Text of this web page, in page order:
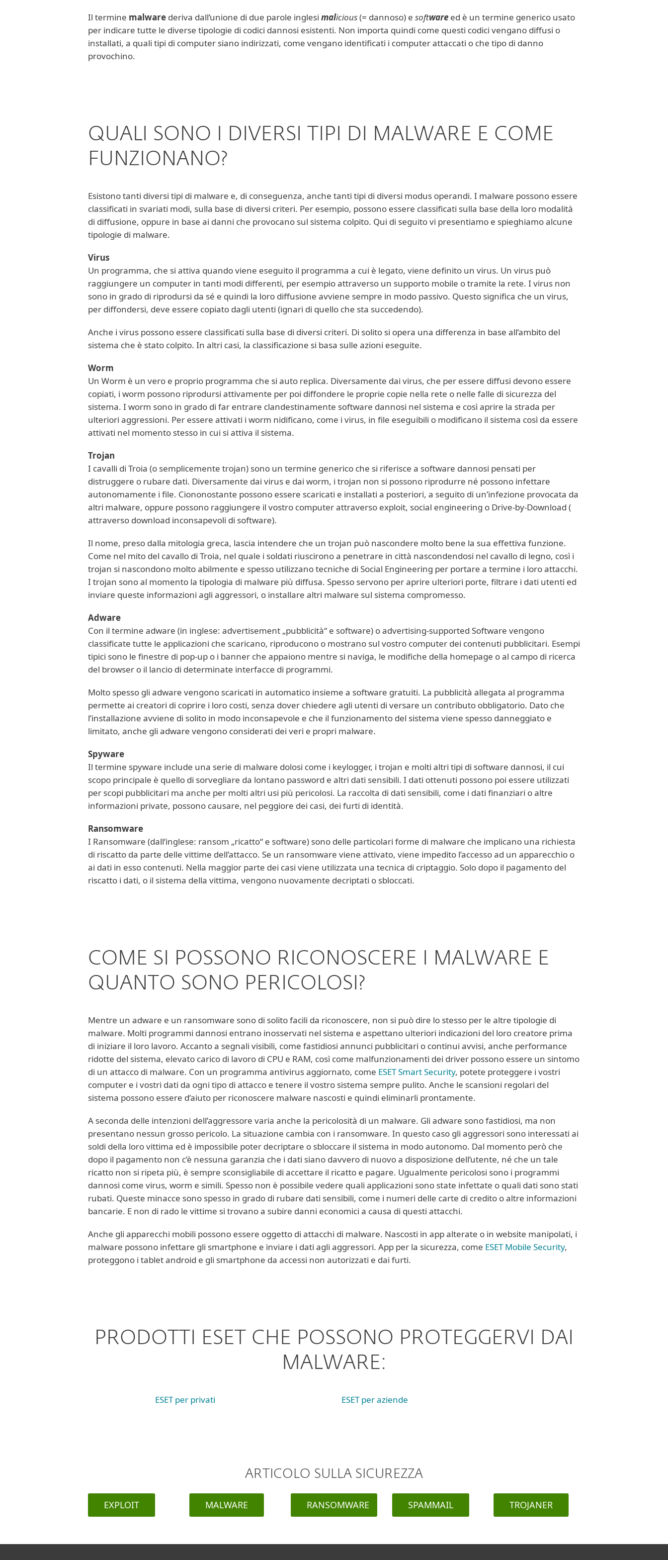
Il termine malware deriva dall’unione di due parole inglesi malicious(= dannoso) e software ed è un termine generico usato
per indicare tutte le diverse tipologie di codici dannosi esistenti. Non importa quindi come questi codici vengano diffusi o
installati, a quali tipi di computer siano indirizzati, come vengano identificati i computer attaccati o che tipo di danno
provochino.
QUALI SONO I DIVERSI TIPI DI MALWARE E COME
FUNZIONANO?
Esistono tanti diversi tipi di malware e, di conseguenza, anche tanti tipi di diversi modus operandi. I malware possono essere
classificati in svariati modi, sulla base di diversi criteri. Per esempio, possono essere classificati sulla base della loro modalità
di diffusione, oppure in base ai danni che provocano sul sistema colpito. Qui di seguito vi presentiamo e spieghiamo alcune
tipologie di malware.
Virus
Un programma, che si attiva quando viene eseguito il programma a cui è legato, viene definito un virus. Un virus può
raggiungere un computer in tanti modi differenti, per esempio attraverso un supporto mobile o tramite la rete. I virus non
sono in grado di riprodursi da sé e quindi la loro diffusione avviene sempre in modo passivo. Questo significa che un virus,
per diffondersi, deve essere copiato dagli utenti (ignari di quello che sta succedendo).
Anche i virus possono essere classificati sulla base di diversi criteri. Di solito si opera una differenza in base all’ambito del
sistema che è stato colpito. In altri casi, la classificazione si basa sulle azioni eseguite.
Worm
Un Worm è un vero e proprio programma che si auto replica. Diversamente dai virus, che per essere diffusi devono essere
copiati, i worm possono riprodursi attivamente per poi diffondere le proprie copie nella rete o nelle falle di sicurezza del
sistema. I worm sono in grado di far entrare clandestinamente software dannosi nel sistema e così aprire la strada per
ulteriori aggressioni. Per essere attivati i worm nidificano, come i virus, in file eseguibili o modificano il sistema così da essere
attivati nel momento stesso in cui si attiva il sistema.
Trojan
I cavalli di Troia (o semplicemente trojan) sono un termine generico che si riferisce a software dannosi pensati per
distruggere o rubare dati. Diversamente dai virus e dai worm, i trojan non si possono riprodurre né possono infettare
autonomamente i file. Ciononostante possono essere scaricati e installati a posteriori, a seguito di un’infezione provocata da
altri malware, oppure possono raggiungere il vostro computer attraverso exploit, social engineering o Drive-by-Download (
attraverso download inconsapevoli di software).
Il nome, preso dalla mitologia greca, lascia intendere che un trojan può nascondere molto bene la sua effettiva funzione.
Come nel mito del cavallo di Troia, nel quale i soldati riuscirono a penetrare in città nascondendosi nel cavallo di legno, così i
trojan si nascondono molto abilmente e spesso utilizzano tecniche di Social Engineering per portare a termine i loro attacchi.
I trojan sono al momento la tipologia di malware più diffusa. Spesso servono per aprire ulteriori porte, filtrare i dati utenti ed
inviare queste informazioni agli aggressori, o installare altri malware sul sistema compromesso.
Adware
Con il termine adware (in inglese: advertisement „pubblicità“ e software) o advertising-supported Software vengono
classificate tutte le applicazioni che scaricano, riproducono o mostrano sul vostro computer dei contenuti pubblicitari. Esempi
tipici sono le finestre di pop-up o i banner che appaiono mentre si naviga, le modifiche della homepage o al campo di ricerca
del browser o il lancio di determinate interfacce di programmi.
Molto spesso gli adware vengono scaricati in automatico insieme a software gratuiti. La pubblicità allegata al programma
permette ai creatori di coprire i loro costi, senza dover chiedere agli utenti di versare un contributo obbligatorio. Dato che
l’installazione avviene di solito in modo inconsapevole e che il funzionamento del sistema viene spesso danneggiato e
limitato, anche gli adware vengono considerati dei veri e propri malware.
Spyware
Il termine spyware include una serie di malware dolosi come i keylogger, i trojan e molti altri tipi di software dannosi, il cui
scopo principale è quello di sorvegliare da lontano password e altri dati sensibili. I dati ottenuti possono poi essere utilizzati
per scopi pubblicitari ma anche per molti altri usi più pericolosi. La raccolta di dati sensibili, come i dati finanziari o altre
informazioni private, possono causare, nel peggiore dei casi, dei furti di identità.
Ransomware
I Ransomware (dall‘inglese: ransom „ricatto“ e software) sono delle particolari forme di malware che implicano una richiesta
di riscatto da parte delle vittime dell’attacco. Se un ransomware viene attivato, viene impedito l’accesso ad un apparecchio o
ai dati in esso contenuti. Nella maggior parte dei casi viene utilizzata una tecnica di criptaggio. Solo dopo il pagamento del
riscatto i dati, o il sistema della vittima, vengono nuovamente decriptati o sbloccati.
COME SI POSSONO RICONOSCERE I MALWARE E
QUANTO SONO PERICOLOSI?
Mentre un adware e un ransomware sono di solito facili da riconoscere, non si può dire lo stesso per le altre tipologie di
malware. Molti programmi dannosi entrano inosservati nel sistema e aspettano ulteriori indicazioni del loro creatore prima
di iniziare il loro lavoro. Accanto a segnali visibili, come fastidiosi annunci pubblicitari o continui avvisi, anche performance
ridotte del sistema, elevato carico di lavoro di CPU e RAM, così come malfunzionamenti dei driver possono essere un sintomo
di un attacco di malware. Con un programma antivirus aggiornato, come ESET Smart Security, potete proteggere i vostri
computer e i vostri dati da ogni tipo di attacco e tenere il vostro sistema sempre pulito. Anche le scansioni regolari del
sistema possono essere d’aiuto per riconoscere malware nascosti e quindi eliminarli prontamente.
A seconda delle intenzioni dell’aggressore varia anche la pericolosità di un malware. Gli adware sono fastidiosi, ma non
presentano nessun grosso pericolo. La situazione cambia con i ransomware. In questo caso gli aggressori sono interessati ai
soldi della loro vittima ed è impossibile poter decriptare o sbloccare il sistema in modo autonomo. Dal momento però che
dopo il pagamento non c’è nessuna garanzia che i dati siano davvero di nuovo a disposizione dell’utente, né che un tale
ricatto non si ripeta più, è sempre sconsigliabile di accettare il ricatto e pagare. Ugualmente pericolosi sono i programmi
dannosi come virus, worm e simili. Spesso non è possibile vedere quali applicazioni sono state infettate o quali dati sono stati
rubati. Queste minacce sono spesso in grado di rubare dati sensibili, come i numeri delle carte di credito o altre informazioni
bancarie. E non di rado le vittime si trovano a subire danni economici a causa di questi attacchi.
Anche gli apparecchi mobili possono essere oggetto di attacchi di malware. Nascosti in app alterate o in website manipolati, i
malware possono infettare gli smartphone e inviare i dati agli aggressori. App per la sicurezza, come ESET Mobile Security,
proteggono i tablet android e gli smartphone da accessi non autorizzati e dai furti.
PRODOTTI ESET CHE POSSONO PROTEGGERVI DAI
MALWARE:
ESET per privati ESET per aziende
ARTICOLO SULLA SICUREZZA
EXPLOIT MALWARE RANSOMWARE SPAMMAIL TROJANER